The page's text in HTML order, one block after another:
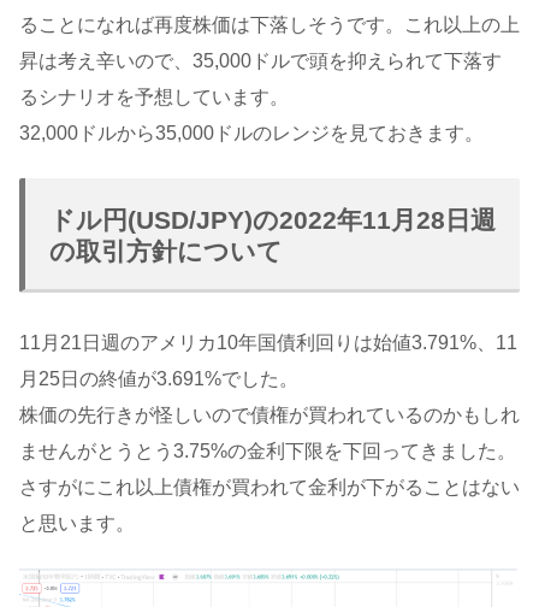
ることになれば再度株価は下落しそうです。これ以上の上
昇は考え辛いので、35,000ドルで頭を抑えられて下落す
るシナリオを予想しています。
32,000ドルから35,000ドルのレンジを見ておきます。
ドル円(USD/JPY)の2022年11月28日週
の取引方針について
11月21日週のアメリカ10年国債利回りは始値3.791%、11
月25日の終値が3.691%でした。
株価の先行きが怪しいので債権が買われているのかもしれ
ませんがとうとう3.75%の金利下限を下回ってきました。
さすがにこれ以上債権が買われて金利が下がることはない
と思います。